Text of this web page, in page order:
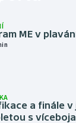
ME v
a finále v
s